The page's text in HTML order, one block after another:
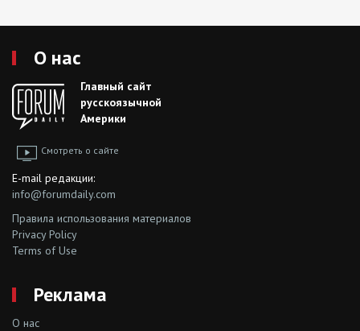
О нас
Главный сайт
русскоязычной
Америки
Смотреть о сайте
E-mail редакции:
info@forumdaily.com
Правила использования материалов
Privacy Policy
Terms of Use
Реклама
О нас